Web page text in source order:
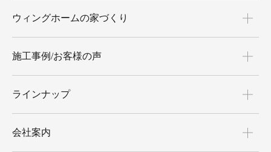
ウィングホームの家づくり
施工事例/お客様の声
ラインナップ
会社案内